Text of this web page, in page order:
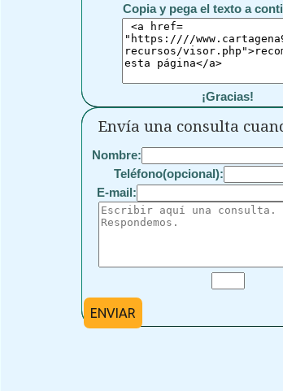
Copia y pega el texto a
¡Gracias!
Envía una consulta
Nombre:
Teléfono(opcional):
E-mail:
ENVIAR